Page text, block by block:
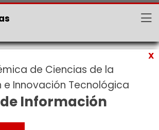
de Ciencias de la
Innovación Tecnológica
Información
X